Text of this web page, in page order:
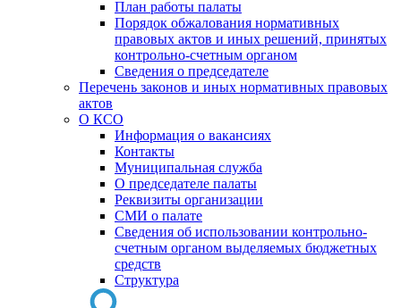
План работы палаты
Порядок обжалования нормативных
правовых актов и иных решений, принятых
контрольно-счетным органом
Сведения о председателе
Перечень законов и иных нормативных правовых
актов
О КСО
Информация о вакансиях
Контакты
Муниципальная служба
О председателе палаты
Реквизиты организации
СМИ о палате
Сведения об использовании контрольно-
счетным органом выделяемых бюджетных
средств
Структура